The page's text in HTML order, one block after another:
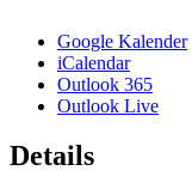
Google Kalender
iCalendar
Outlook 365
Outlook Live
Details